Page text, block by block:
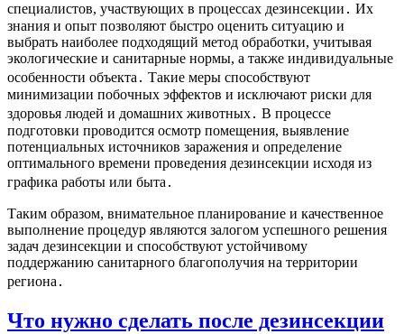
специалистов, участвующих в процессах дезинсекции․ Их
знания и опыт позволяют быстро оценить ситуацию и
выбрать наиболее подходящий метод обработки, учитывая
экологические и санитарные нормы, а также индивидуальные
особенности объекта․ Такие меры способствуют
минимизации побочных эффектов и исключают риски для
здоровья людей и домашних животных․ В процессе
подготовки проводится осмотр помещения, выявление
потенциальных источников заражения и определение
оптимального времени проведения дезинсекции исходя из
графика работы или быта․
Таким образом, внимательное планирование и качественное
выполнение процедур являются залогом успешного решения
задач дезинсекции и способствуют устойчивому
поддержанию санитарного благополучия на территории
региона․
Что нужно сделать после дезинсекции